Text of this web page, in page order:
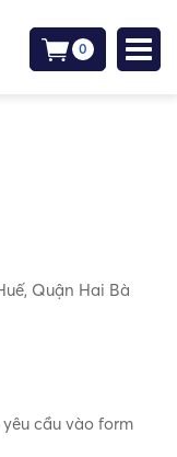
0
Quận Hai Bà
cầu vào form